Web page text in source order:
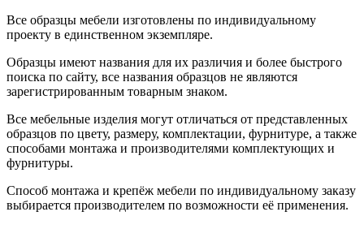
Все образцы мебели изготовлены по индивидуальному
проекту в единственном экземпляре.
Образцы имеют названия для их различия и более быстрого
поиска по сайту, все названия образцов не являются
зарегистрированным товарным знаком.
Все мебельные изделия могут отличаться от представленных
образцов по цвету, размеру, комплектации, фурнитуре, а также
способами монтажа и производителями комплектующих и
фурнитуры.
Способ монтажа и крепёж мебели по индивидуальному заказу
выбирается производителем по возможности её применения.